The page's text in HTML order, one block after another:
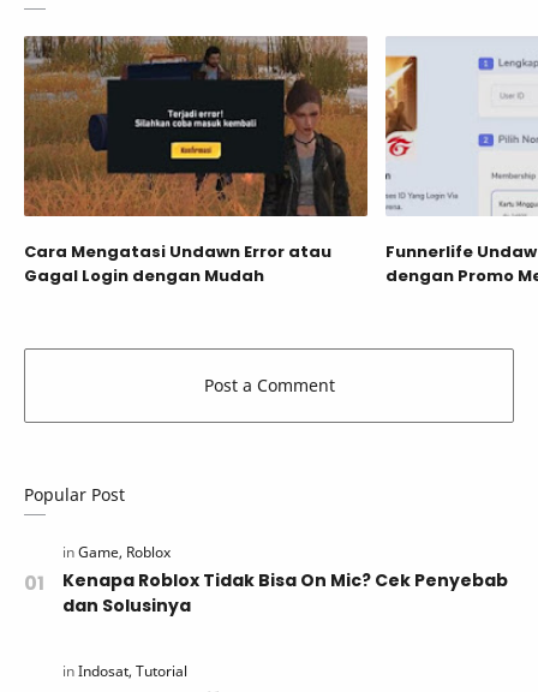
Cara Mengatasi Undawn Error atau
Gagal Login dengan Mudah
Funnerlife
dengan Promo
Popular Post
Kenapa Roblox Tidak Bisa On Mic? Cek Penyebab
dan Solusinya